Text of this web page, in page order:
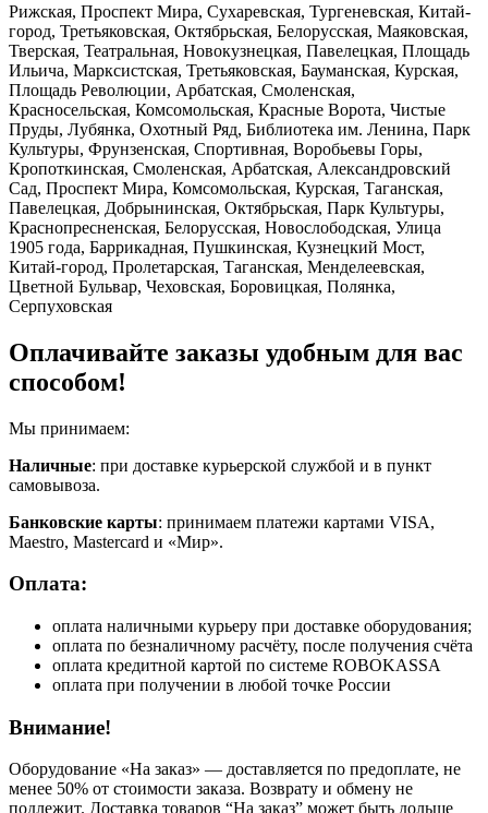
Рижская, Проспект Мира, Сухаревская, Тургеневская, Китай-
город, Третьяковская, Октябрьская, Белорусская, Маяковская,
Тверская, Театральная, Новокузнецкая, Павелецкая, Площадь
Ильича, Марксистская, Третьяковская, Бауманская, Курская,
Площадь Революции, Арбатская, Смоленская,
Красносельская, Комсомольская, Красные Ворота, Чистые
Пруды, Лубянка, Охотный Ряд, Библиотека им. Ленина, Парк
Культуры, Фрунзенская, Спортивная, Воробьевы Горы,
Кропоткинская, Смоленская, Арбатская, Александровский
Сад, Проспект Мира, Комсомольская, Курская, Таганская,
Павелецкая, Добрынинская, Октябрьская, Парк Культуры,
Краснопресненская, Белорусская, Новослободская, Улица
1905 года, Баррикадная, Пушкинская, Кузнецкий Мост,
Китай-город, Пролетарская, Таганская, Менделеевская,
Цветной Бульвар, Чеховская, Боровицкая, Полянка,
Серпуховская
Оплачивайте заказы удобным для вас
способом!
Мы принимаем:
Наличные: при доставке курьерской службой и в пункт
самовывоза.
Банковские карты: принимаем платежи картами VISA,
Maestro, Masterсard и «Мир».
Оплата:
оплата наличными курьеру при доставке оборудования;
оплата по безналичному расчёту, после получения счёта
оплата кредитной картой по системе ROBOKASSA
оплата при получении в любой точке России
Внимание!
Оборудование «На заказ» — доставляется по предоплате, не
менее 50% от стоимости заказа. Возврату и обмену не
подлежит. Доставка товаров “На заказ” может быть дольше